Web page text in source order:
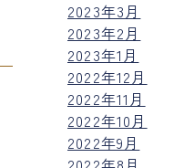
2023年3月
2023年2月
2023年1月
2022年12月
2022年11月
2022年10月
2022年9月